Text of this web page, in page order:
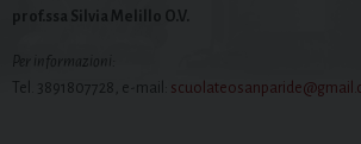
prof.ssa Silvia Melillo O.V.
Per informazioni:
Tel. 3891807728, e-mail: